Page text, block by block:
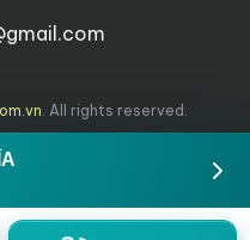
. All rights reserved.